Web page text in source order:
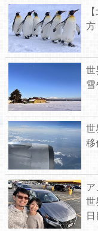
方
世
移
世
日